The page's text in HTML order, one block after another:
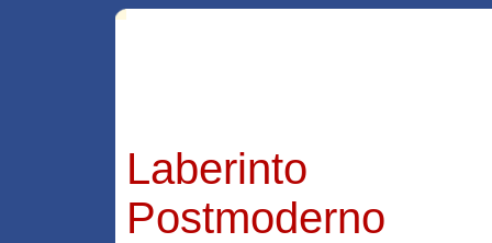
Laberinto
Postmoderno